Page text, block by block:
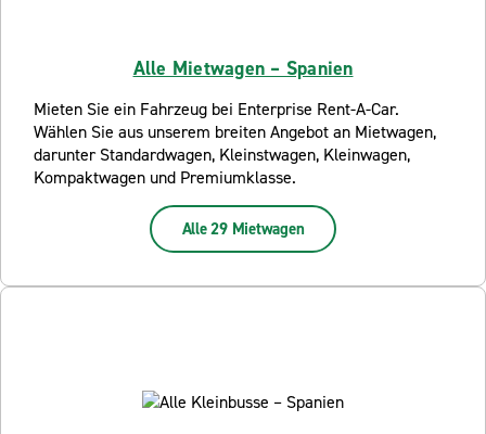
Alle Mietwagen – Spanien
Mieten Sie ein Fahrzeug bei Enterprise Rent-A-Car.
Wählen Sie aus unserem breiten Angebot an Mietwagen,
darunter Standardwagen, Kleinstwagen, Kleinwagen,
Kompaktwagen und Premiumklasse.
Alle 29 Mietwagen